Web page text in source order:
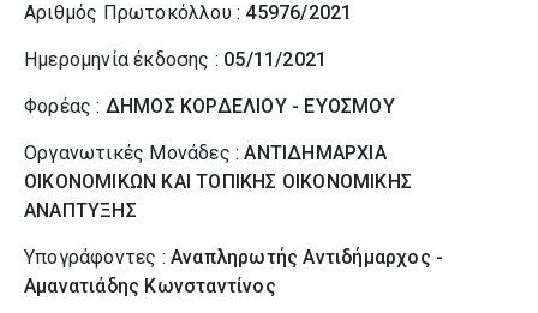
Αριθμός Πρωτοκόλλου : 45976/2021
Ημερομηνία έκδοσης : 05/11/2021
Φορέας : ΔΗΜΟΣ ΚΟΡΔΕΛΙΟΥ - ΕΥΟΣΜΟΥ
Οργανωτικές Μονάδες :ΑΝΤΙΔΗΜΑΡΧΙΑ
ΟΙΚΟΝΟΜΙΚΩΝ ΚΑΙ ΤΟΠΙΚΗΣ ΟΙΚΟΝΟΜΙΚΗΣ
ΑΝΑΠΤΥΞΗΣ
Υπογράφοντες : Αναπληρωτής Αντιδήμαρχος -
Αμανατιάδης Κωνσταντίνος